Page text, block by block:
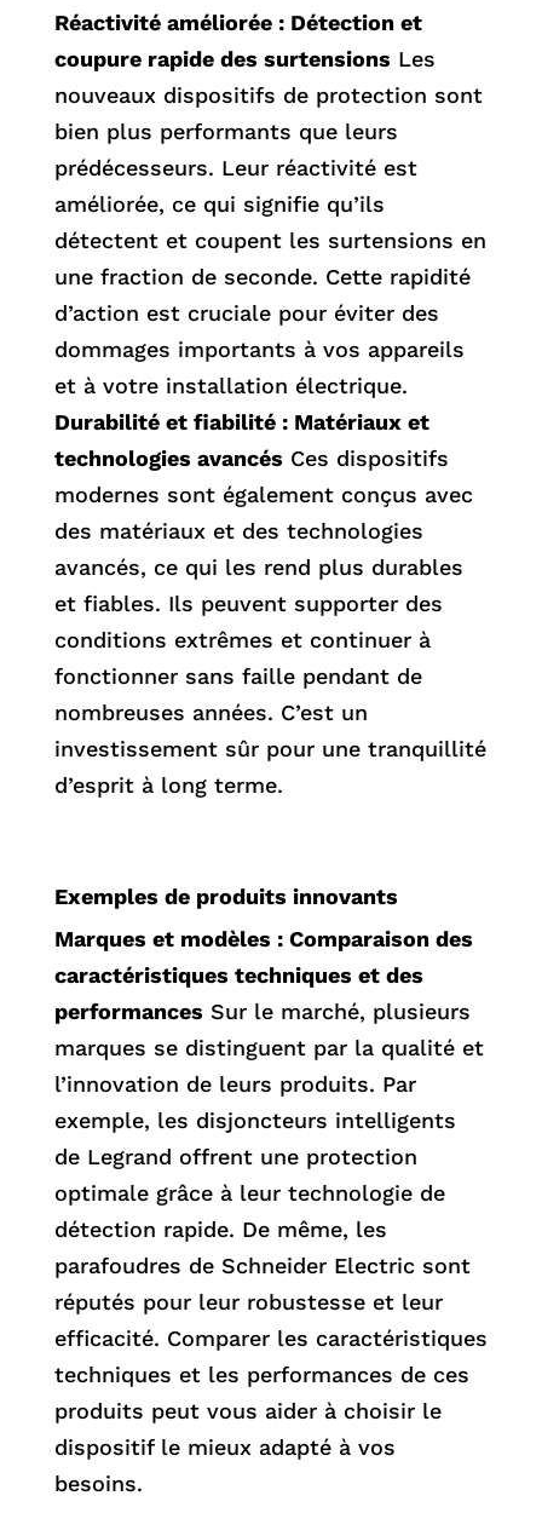
Réactivité améliorée : Détection et
coupure rapide des surtensions Les
nouveaux dispositifs de protection sont
bien plus performants que leurs
prédécesseurs. Leur réactivité est
améliorée, ce qui signifie qu’ils
détectent et coupent les surtensions en
une fraction de seconde. Cette rapidité
d’action est cruciale pour éviter des
dommages importants à vos appareils
et à votre installation électrique.
Durabilité et fiabilité : Matériaux et
technologies avancés Ces dispositifs
modernes sont également conçus avec
des matériaux et des technologies
avancés, ce qui les rend plus durables
et fiables. Ils peuvent supporter des
conditions extrêmes et continuer à
fonctionner sans faille pendant de
nombreuses années. C’est un
investissement sûr pour une tranquillité
d’esprit à long terme.
Exemples de produits innovants
Marques et modèles : Comparaison des
caractéristiques techniques et des
performances Sur le marché, plusieurs
marques se distinguent par la qualité et
l’innovation de leurs produits. Par
exemple, les disjoncteurs intelligents
de Legrand offrent une protection
optimale grâce à leur technologie de
détection rapide. De même, les
parafoudres de Schneider Electric sont
réputés pour leur robustesse et leur
efficacité. Comparer les caractéristiques
techniques et les performances de ces
produits peut vous aider à choisir le
dispositif le mieux adapté à vos
besoins.